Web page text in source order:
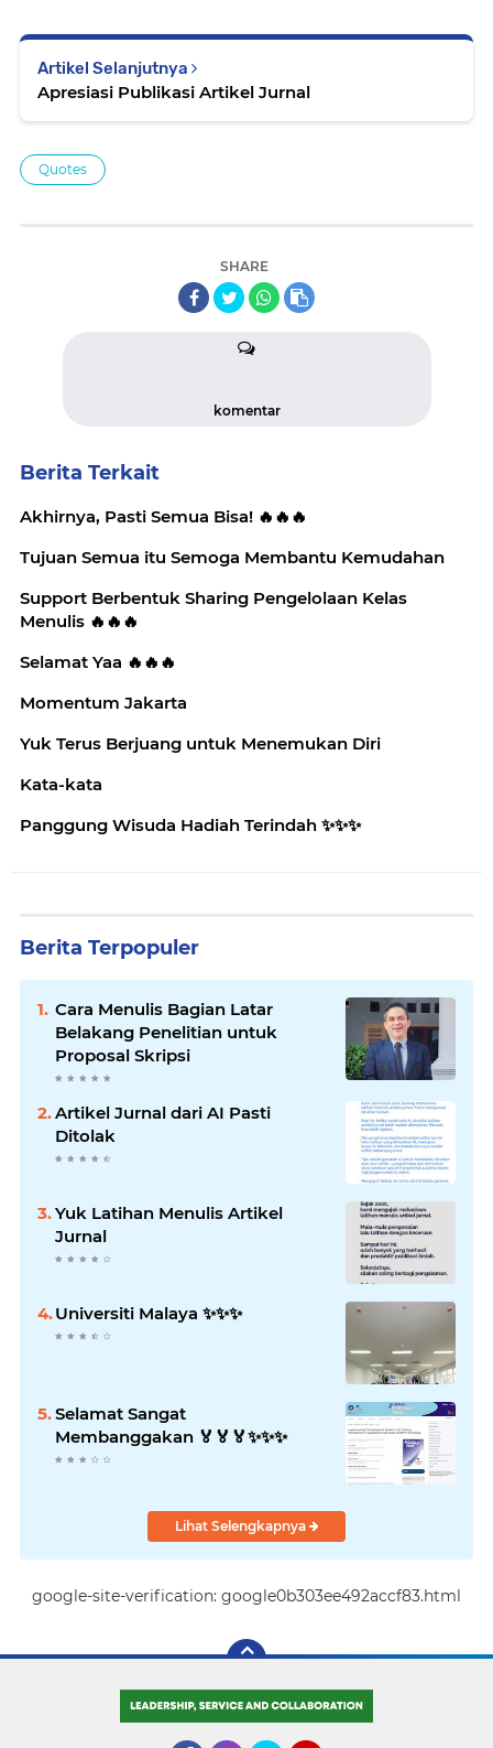
Artikel Selanjutnya
Apresiasi Publikasi Artikel Jurnal
Quotes
SHARE
komentar
Berita Terkait
Akhirnya, Pasti Semua Bisa! 🔥🔥🔥
Tujuan Semua itu Semoga Membantu Kemudahan
Support Berbentuk Sharing Pengelolaan Kelas
Menulis 🔥🔥🔥
Selamat Yaa 🔥🔥🔥
Momentum Jakarta
Yuk Terus Berjuang untuk Menemukan Diri
Kata-kata
Panggung Wisuda Hadiah Terindah ✨️✨️✨️
Berita Terpopuler
Cara Menulis Bagian Latar
Belakang Penelitian untuk
Proposal Skripsi
Artikel Jurnal dari AI Pasti
Ditolak
Yuk Latihan Menulis Artikel
Jurnal
Universiti Malaya ✨️✨️✨️
Selamat Sangat
Membanggakan 🏅🏅🏅✨️✨️✨️
Lihat Selengkapnya
google-site-verification: google0b303ee492accf83.html